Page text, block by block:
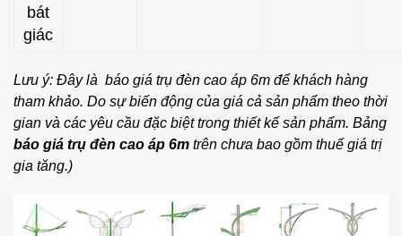
bát
giác
Lưu ý: Đây là báo giá trụ đèn cao áp 6m để khách hàng
tham khảo. Do sự biến động của giá cả sản phẩm theo thời
gian và các yêu cầu đặc biệt trong thiết kế sản phẩm. Bảng
báo giá trụ đèn cao áp 6m trên chưa bao gồm thuế giá trị
gia tăng.)